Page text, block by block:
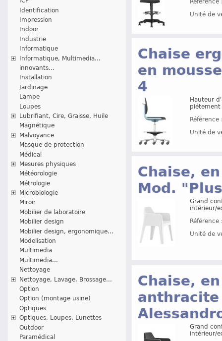
Identification
Impression
Indoor
Industrie
Informatique
Informatique, Multimedia...
innovants...
Installation
Jardinage
Lampe
Loupes
Lubrifiant, Cire, Graisse, Huile
Magnétique
Malvoyance
Masque de protection
Médical
Mesures physiques
Météorologie
Métrologie
Microbiologie
Miroir
Mobilier de laboratoire
Mobilier design
Mobilier design, ergonomique...
Modelisation
Multimedia
Multimedia...
Nettoyage
Nettoyage, Lavage, Brossage...
Option
Option (montage usine)
Optiques
Optiques, Loupes, Lunettes
Outdoor
Paramédical
Unité de
Chaise
en
4
Hauteur
piétement
Unité de
Chaise,
Mod.
Grand
intérieur/
Unité de
Chaise,
anthracite
Grand
intérieur/